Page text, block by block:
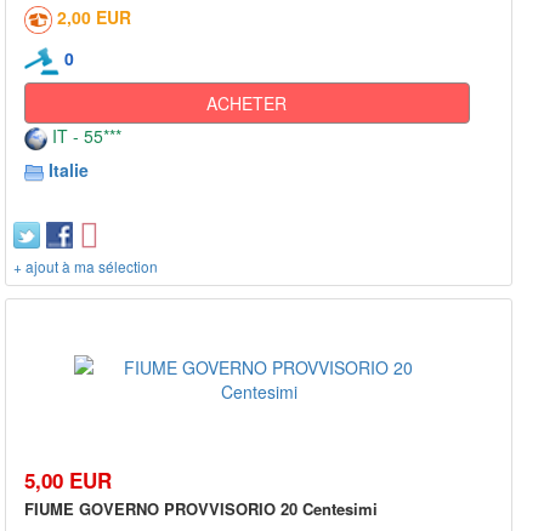
2,00 EUR
0
ACHETER
IT - 55***
Italie
+ ajout à ma sélection
5,00 EUR
FIUME GOVERNO PROVVISORIO 20 Centesimi